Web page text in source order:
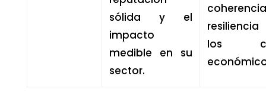
sólida y el
impacto
medible en su
sector.
resiliencia
los